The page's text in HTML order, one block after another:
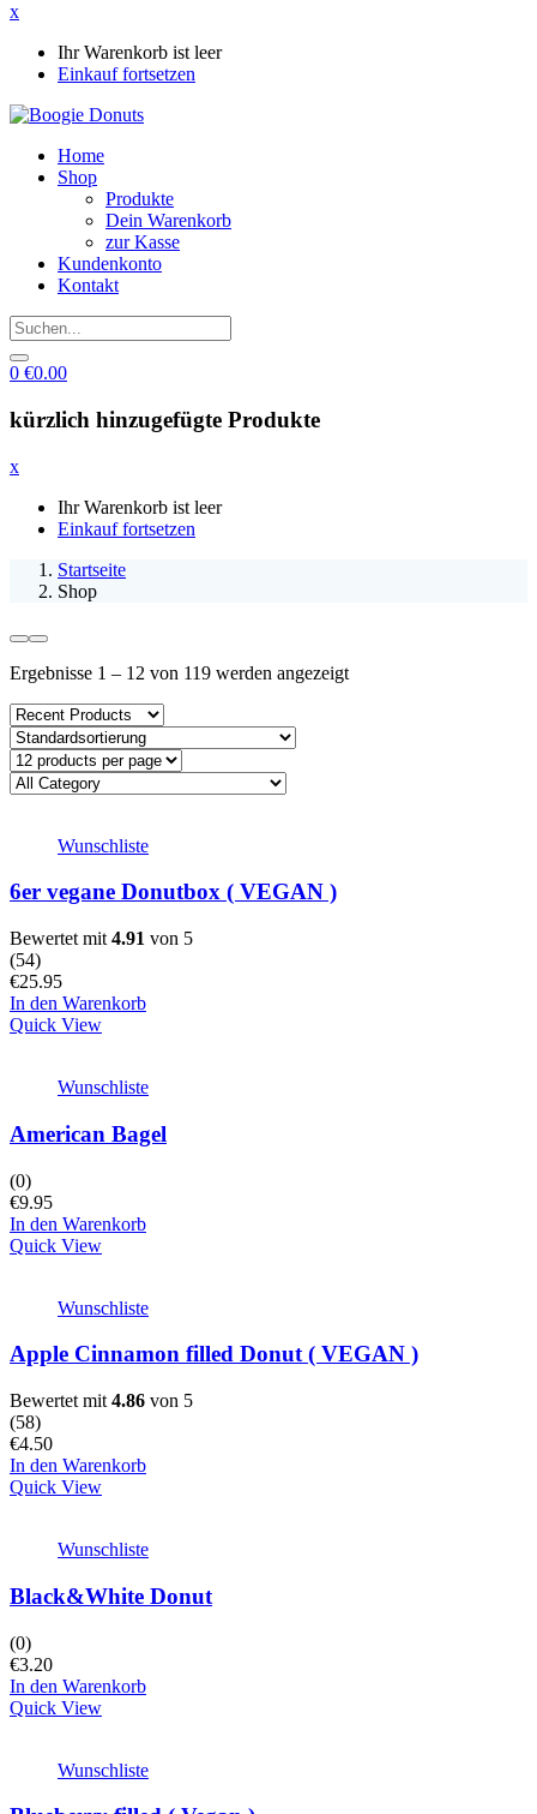
x
Ihr Warenkorb ist leer
Einkauf fortsetzen
Home
Shop
Produkte
Dein Warenkorb
zur Kasse
Kundenkonto
Kontakt
0 €0.00
kürzlich hinzugefügte Produkte
x
Ihr Warenkorb ist leer
Einkauf fortsetzen
Startseite
Shop
Ergebnisse 1 – 12 von 119 werden angezeigt
Wunschliste
6er vegane Donutbox ( VEGAN )
Bewertet mit 4.91 von 5
(54)
€25.95
In den Warenkorb
Quick View
Wunschliste
American Bagel
(0)
€9.95
In den Warenkorb
Quick View
Wunschliste
Apple Cinnamon filled Donut ( VEGAN )
Bewertet mit 4.86 von 5
(58)
€4.50
In den Warenkorb
Quick View
Wunschliste
Black&White Donut
(0)
€3.20
In den Warenkorb
Quick View
Wunschliste